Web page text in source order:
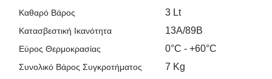
Καθαρό Βάρος 3 Lt
Κατασβεστική Ικανότητα 13A/89B
Εύρος Θερμοκρασίας 0°C - +60°C
Συνολικό Βάρος Συγκροτήματος 7 Kg